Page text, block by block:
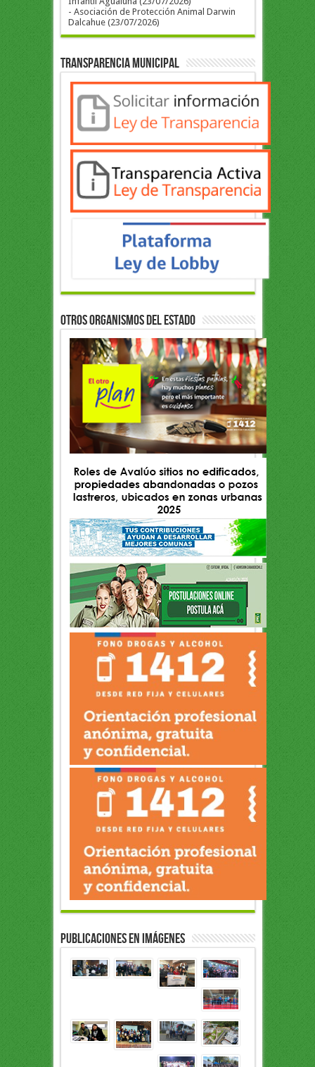
- Asociación de Protección Animal Darwin
Dalcahue (23/07/2026)
Transparencia Municipal
OTROS ORGANISMOS DEL ESTADO
Publicaciones en Imágenes